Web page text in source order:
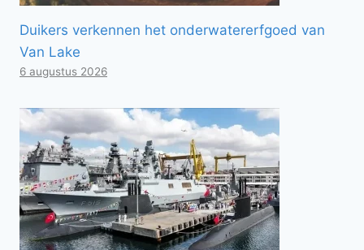
Duikers verkennen het onderwatererfgoed van
Van Lake
6 augustus 2026